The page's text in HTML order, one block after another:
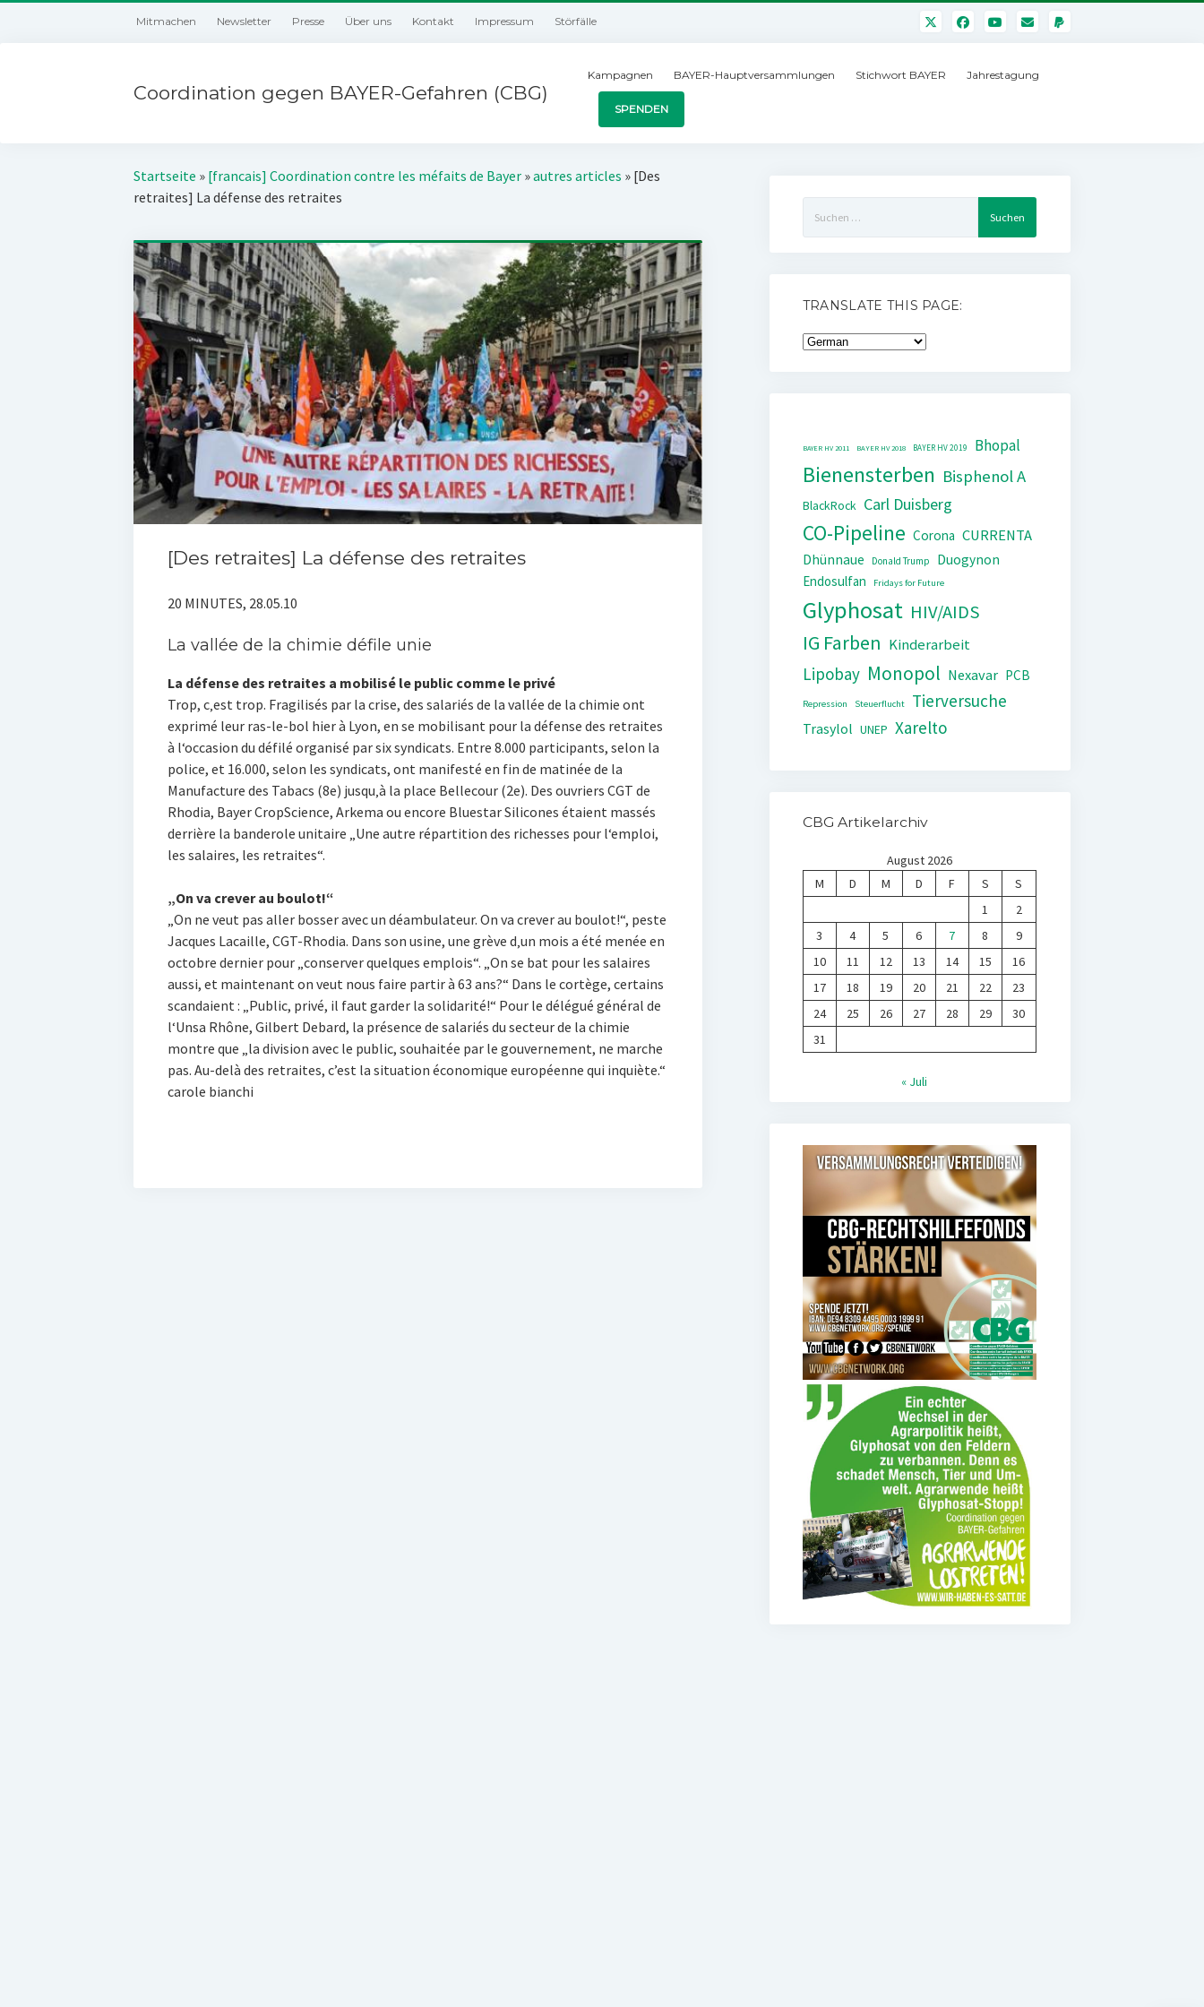
Mitmachen Newsletter Presse Über uns Kontakt Impressum Störfälle
Coordination gegen BAYER-Gefahren (CBG)
Kampagnen BAYER-Hauptversammlungen Stichwort BAYER Jahrestagung
SPENDEN
Startseite » [francais] Coordination contre les méfaits de Bayer »autres articles » [Des
retraites] La défense des retraites
[Des retraites] La défense des retraites
20 MINUTES, 28.05.10
La vallée de la chimie défile unie
La défense des retraites a mobilisé le public comme le privé
Trop, c‚est trop. Fragilisés par la crise, des salariés de la vallée de la chimie ont
exprimé leur ras-le-bol hier à Lyon, en se mobilisant pour la défense des retraites
à l‘occasion du défilé organisé par six syndicats. Entre 8.000 participants, selon la
police, et 16.000, selon les syndicats, ont manifesté en fin de matinée de la
Manufacture des Tabacs (8e) jusqu‚à la place Bellecour (2e). Des ouvriers CGT de
Rhodia, Bayer CropScience, Arkema ou encore Bluestar Silicones étaient massés
derrière la banderole unitaire „Une autre répartition des richesses pour l‘emploi,
les salaires, les retraites“.
„On va crever au boulot!“
„On ne veut pas aller bosser avec un déambulateur. On va crever au boulot!“, peste
Jacques Lacaille, CGT-Rhodia. Dans son usine, une grève d‚un mois a été menée en
octobre dernier pour „conserver quelques emplois“. „On se bat pour les salaires
aussi, et maintenant on veut nous faire partir à 63 ans?“ Dans le cortège, certains
scandaient : „Public, privé, il faut garder la solidarité!“ Pour le délégué général de
l‘Unsa Rhône, Gilbert Debard, la présence de salariés du secteur de la chimie
montre que „la division avec le public, souhaitée par le gouvernement, ne marche
pas. Au-delà des retraites, c’est la situation économique européenne qui inquiète.“
carole bianchi
nach:
TRANSLATE THIS PAGE:
BAYER HV 2011 BAYER HV 2018 BAYER HV 2019 Bhopal
Bienensterben Bisphenol A
BlackRock Carl Duisberg
CO-Pipeline Corona CURRENTA
Dhünnaue Donald Trump
Duogynon
Endosulfan
Fridays for Future
Glyphosat HIV/AIDS
IG Farben Kinderarbeit
Lipobay Monopol Nexavar PCB
Repression Steuerflucht Tierversuche
Trasylol UNEP Xarelto
CBG Artikelarchiv
August 2026
M
D M D F S
S
1
2
3
4 5 6 7 8
9
10
11 12 13 14 15
16
17
18 19 20 21 22
23
24
25 26 27 28 29
30
31
« Juli